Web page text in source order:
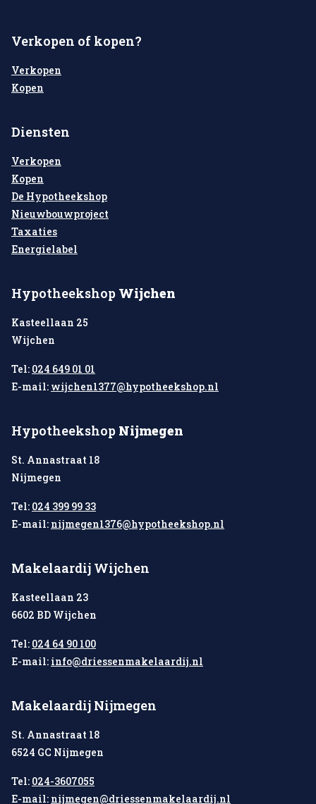
Verkopen of kopen?
Verkopen
Kopen
Diensten
Verkopen
Kopen
De Hypotheekshop
Nieuwbouwproject
Taxaties
Energielabel
Hypotheekshop Wijchen
Kasteellaan 25
Wijchen
Tel: 024 649 01 01
E-mail: wijchen1377@hypotheekshop.nl
Hypotheekshop Nijmegen
St. Annastraat 18
Nijmegen
Tel: 024 399 99 33
E-mail: nijmegen1376@hypotheekshop.nl
Makelaardij Wijchen
Kasteellaan 23
6602 BD Wijchen
Tel: 024 64 90 100
E-mail: info@driessenmakelaardij.nl
Makelaardij Nijmegen
St. Annastraat 18
6524 GC Nijmegen
Tel: 024-3607055
E-mail: nijmegen@driessenmakelaardij.nl